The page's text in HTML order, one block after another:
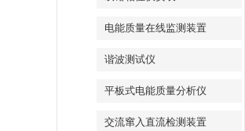
电能质量在线监测装置
谐波测试仪
平板式电能质量分析仪
交流窜入直流检测装置